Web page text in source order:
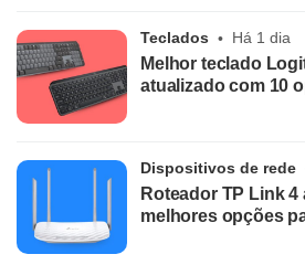
Teclados Há 1 dia
Melhor teclado
atualizado com 10
Dispositivos de rede
Roteador TP Link 4
melhores opções